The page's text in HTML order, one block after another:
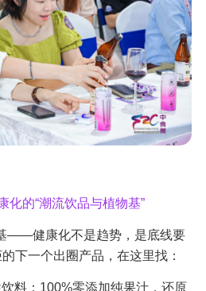
化的“潮流饮品与植物基”
——健康化不是趋势，是底线要
下一个出圈产品，在这里找：
料：100%零添加纯果汁，还原